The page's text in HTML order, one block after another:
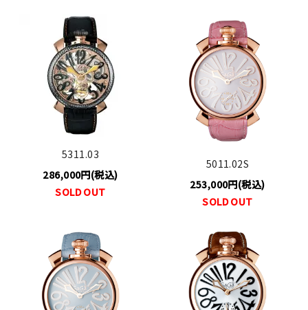
5311.03
286,000円(税込)
SOLD OUT
5011.02S
253,000円(税込)
SOLD OUT